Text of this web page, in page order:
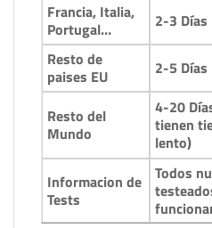
Francia, Italia,
Portugal…
2-3 Días
Resto de
paises EU
2-5 Días
Resto del
Mundo
4-20
tienen
lento)
Informacion de
Tests
Todos